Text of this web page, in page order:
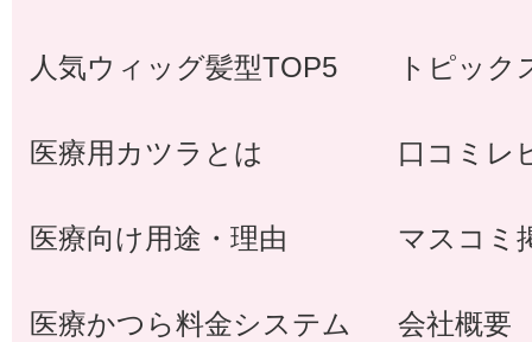
人気ウィッグ髪型TOP5
医療用カツラとは
医療向け用途・理由
医療かつら料金システム
トピック
口コミレ
マスコミ
会社概要